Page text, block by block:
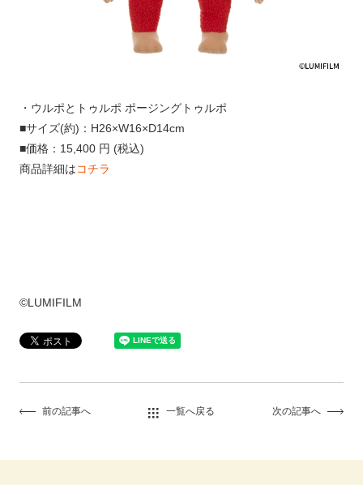
・ウルポとトゥルポ ポージングトゥルポ
■サイズ(約)：H26×W16×D14cm
■価格：15,400 円 (税込)
商品詳細はコチラ
©LUMIFILM
前の記事へ 一覧へ戻る 次の記事へ